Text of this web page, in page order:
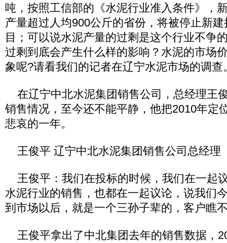
吨，按照工信部的《水泥行业准入条件》，
产量超过人均900公斤的省份，将被停止新
目；可以说水泥产量的过剩是这个行业不争
过剩到底会产生什么样的影响？水泥的市场
象呢?请看我们的记者在辽宁水泥市场的调查
在辽宁中北水泥集团销售公司，总经理王
销售情况，至今还不能平静，他把2010年定
悲哀的一年。
王俊平 辽宁中北水泥集团销售公司总经理
王俊平：我们在投标的时候，我们在一起
水泥行业的销售，也都在一起议论，说我们
到市场以后，就是一个三孙子辈的，客户瞧
王俊平拿出了中北集团去年的销售数据，